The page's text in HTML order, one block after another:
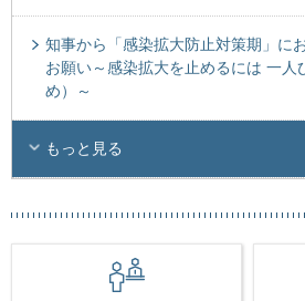
知事から「感染拡大防止対策期」に
お願い～感染拡大を止めるには 一人
め）～
もっと見る